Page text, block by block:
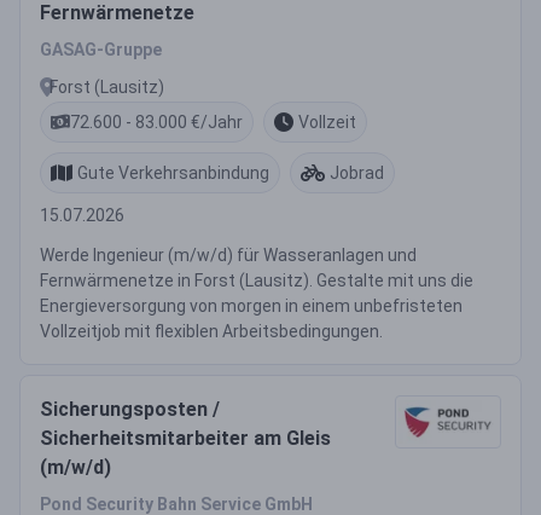
Fernwärmenetze
GASAG-Gruppe
Forst (Lausitz)
72.600 - 83.000 €/Jahr
Vollzeit
Gute Verkehrsanbindung Jobrad
15.07.2026
Werde Ingenieur (m/w/d) für Wasseranlagen und
Fernwärmenetze in Forst (Lausitz). Gestalte mit uns die
Energieversorgung von morgen in einem unbefristeten
Vollzeitjob mit flexiblen Arbeitsbedingungen.
Sicherungsposten /
Sicherheitsmitarbeiter am Gleis
(m/w/d)
Pond Security Bahn Service GmbH